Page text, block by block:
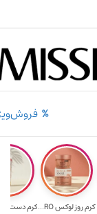
کرم روز لوکس RO...